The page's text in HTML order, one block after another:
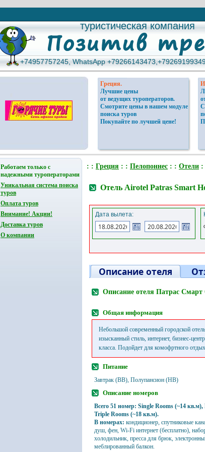
туристическая компания
туристическая компания
+74957757245, WhatsApp
+74957757245, WhatsApp
Греция.
Лучшие цены
от ведущих туроператоров.
Смотрите цены в нашем модуле
поиска туров
Покупайте по лучшей цене!
Работаем только с
надежными туроператорами
Уникальная система поиска
туров
Оплата туров
Внимание! Акции!
Доставка туров
О компании
: : Греция : : Пелопоннес : : Отели :
Отель Airotel Patras Smart
Дата вылета:
Описание отеля
Описание отеля Патрас Смарт
Общая информация
Небольшой современный городской
изысканный стиль, интернет, бизнес-
класса. Подойдет для комофртного
Питание
Завтрак (BB), Полупансион (HB)
Описание номеров
Всего 51 номер: Single Rooms (~14
Triple Rooms (~18 кв.м).
В номерах: кондиционер, спутниковые
душ, фен, Wi-Fi интернет (бесплатно),
холодильник, пресса для брюк,
меблированный балкон.